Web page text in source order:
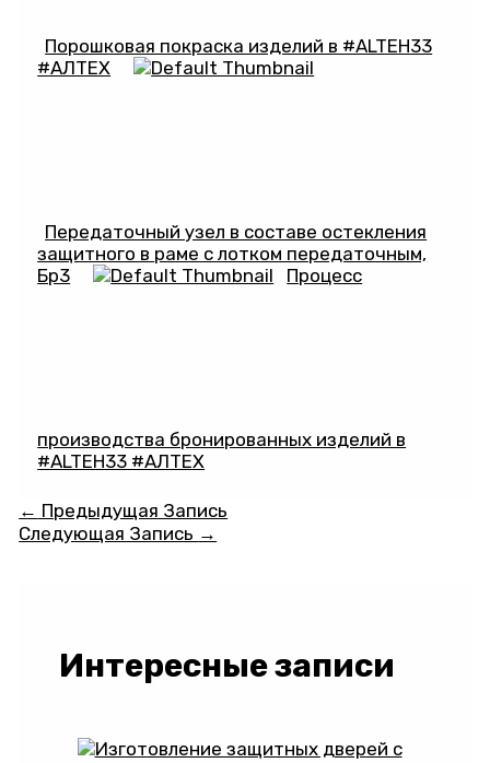
Порошковая покраска изделий в #ALTEH33
#АЛТЕХ
Передаточный узел в составе остекления
защитного в раме с лотком передаточным,
Бр3
Процесс
производства бронированных изделий в
#ALTEH33 #АЛТЕХ
Навигация
по
← Предыдущая Запись
Следующая Запись →
Интересные записи